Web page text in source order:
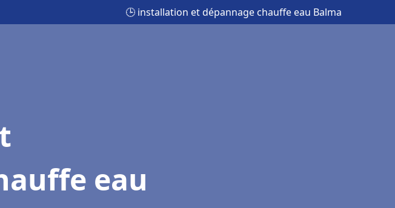
🕒 installation et dépannage chauffe eau Balma
eau